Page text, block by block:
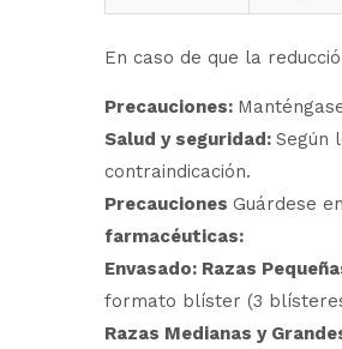
En caso de que la
Precauciones:
Salud y seguridad: Según
contraindicación.
Precauciones Guárdese
farmacéuticas:
Envasado: Razas
formato blíster (3
Razas Medianas y